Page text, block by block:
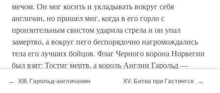
мечом. Он мог косить и укладывать вокруг себя
англичан, но пришел миг, когда в его горло с
пронзительным свистом ударила стрела и он упал
замертво, а вокруг пего беспорядочно нагромождались
тела его лучших бойцов. Флаг Черного ворона Норвегии
был взят: Тостиг мертв, а король Англии Гарольд —
победитель на поле брани у Стамфордского моста.
← XIII. Гарольд-англичанин XV. Битва при Гастингсе →